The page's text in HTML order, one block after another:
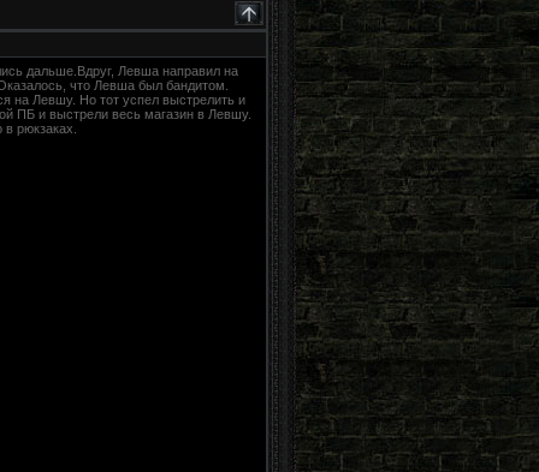
дальше.Вдруг, Левша направил на
что Левша был бандитом.
на Левшу. Но тот успел выстрелить и
ПБ и выстрели весь магазин в Левшу.
рюкзаках.